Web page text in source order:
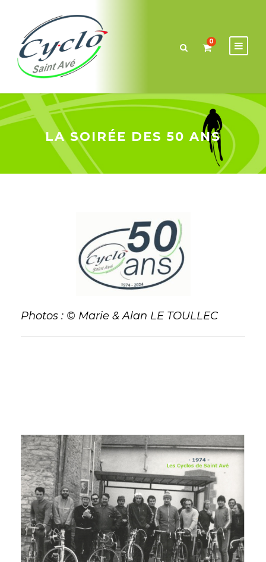
0
LA SOIRÉE DES 50 ANS
Photos : © Marie & Alan LE TOULLEC